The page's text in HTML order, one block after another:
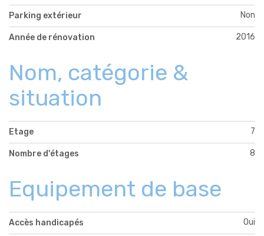
Parking extérieur Non
Année de rénovation 2016
Nom, catégorie &
situation
Etage 7
Nombre d'étages 8
Equipement de base
Accès handicapés Oui